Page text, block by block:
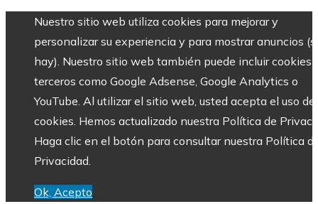
Nuestro sitio web utiliza cookies para mejorar y
personalizar su experiencia y para mostrar anuncios
hay). Nuestro sitio web también puede incluir cookies
terceros como Google Adsense, Google Analytics o
YouTube. Al utilizar el sitio web, usted acepta el uso de
cookies. Hemos actualizado nuestra Política de
Haga clic en el botón para consultar nuestra Política
Privacidad.
Ok, Acepto